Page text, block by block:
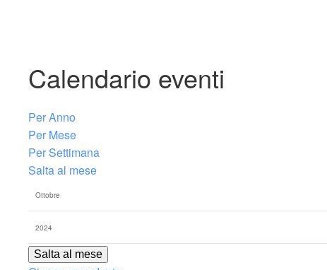
Calendario eventi
Per Anno
Per Mese
Per Settimana
Salta al mese
Salta al mese